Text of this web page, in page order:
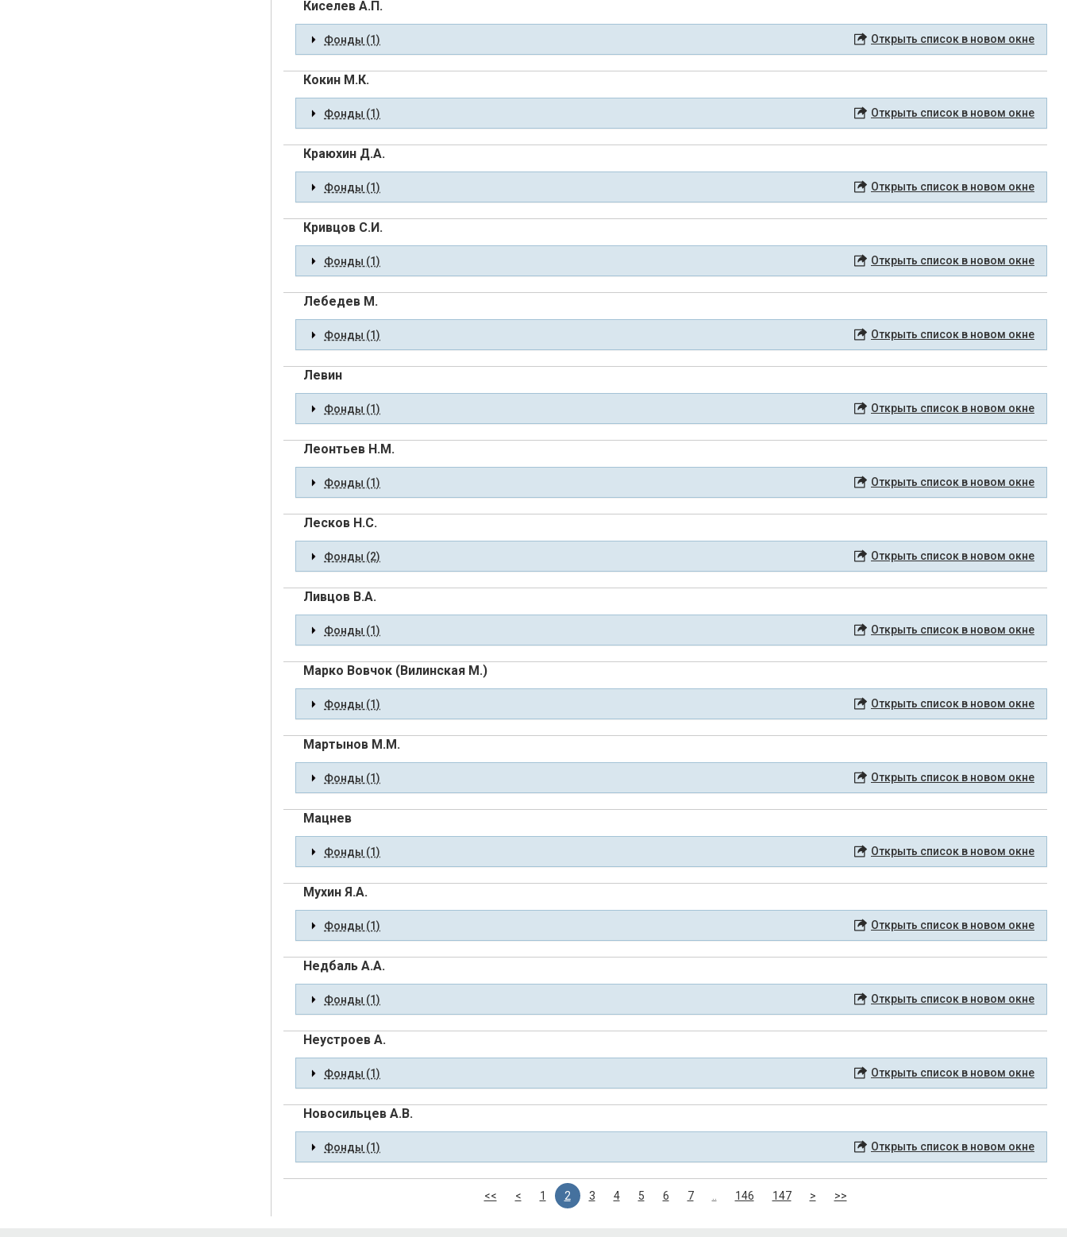
Киселев А.П.
Фонды (1) Открыть список в новом окне
Кокин М.К.
Фонды (1) Открыть список в новом окне
Краюхин Д.А.
Фонды (1) Открыть список в новом окне
Кривцов С.И.
Фонды (1) Открыть список в новом окне
Лебедев М.
Фонды (1) Открыть список в новом окне
Левин
Фонды (1) Открыть список в новом окне
Леонтьев Н.М.
Фонды (1) Открыть список в новом окне
Лесков Н.С.
Фонды (2) Открыть список в новом окне
Ливцов В.А.
Фонды (1) Открыть список в новом окне
Марко Вовчок (Вилинская М.)
Фонды (1) Открыть список в новом окне
Мартынов М.М.
Фонды (1) Открыть список в новом окне
Мацнев
Фонды (1) Открыть список в новом окне
Мухин Я.А.
Фонды (1) Открыть список в новом окне
Недбаль А.А.
Фонды (1) Открыть список в новом окне
Неустроев А.
Фонды (1) Открыть список в новом окне
Новосильцев А.В.
Фонды (1) Открыть список в новом окне
<< < 1 2 3 4 5 6 7 146 147 > >>